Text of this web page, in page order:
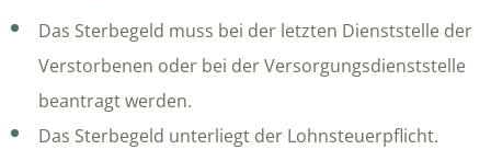
Das Sterbegeld muss bei der letzten Dienststelle der
Verstorbenen oder bei der Versorgungs­dienst­stelle
beantragt werden.
Das Sterbegeld unterliegt der Lohnsteuerpflicht.